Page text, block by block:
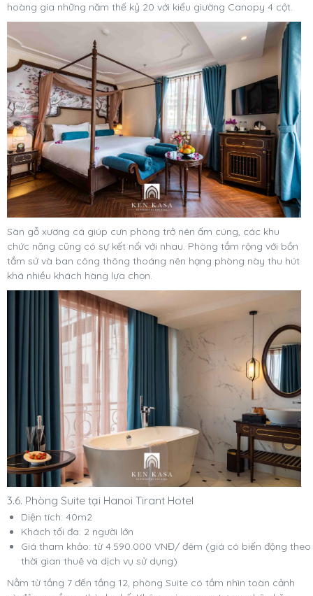
hoàng gia những năm thế kỷ 20 với kiểu giường Canopy 4 cột.
Sàn gỗ xương cá giúp cưn phòng trở nên ấm cúng, các khu
chức năng cũng có sự kết nối với nhau. Phòng tắm rộng với bồn
tắm sứ và ban công thông thoáng nên hạng phòng này thu hút
khá nhiều khách hàng lựa chọn.
3.6. Phòng Suite tại Hanoi Tirant Hotel
Diện tích: 40m2
Khách tối đa: 2 người lớn
Giá tham khảo: từ 4.590.000 VNĐ/ đêm (giá có biến động theo
thời gian thuê và dịch vụ sử dụng)
Nằm từ tầng 7 đến tầng 12, phòng Suite có tầm nhìn toàn cảnh